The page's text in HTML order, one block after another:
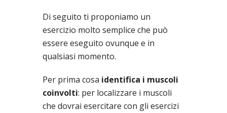
Di seguito ti proponiamo un
esercizio molto semplice che può
essere eseguito ovunque e in
qualsiasi momento.
Per prima cosa identifica i muscoli
coinvolti: per localizzare i muscoli
che dovrai esercitare con gli esercizi